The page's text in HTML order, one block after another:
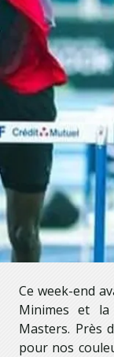
Ce week-end
Minimes et
Masters. Près
pour nos